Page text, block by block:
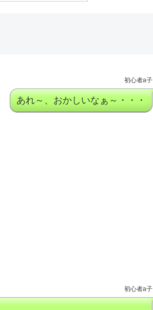
初心者a子
あれ～、おかしいなぁ～・・・
初心者a子